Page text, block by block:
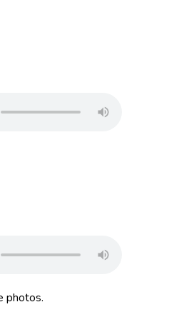
photos.